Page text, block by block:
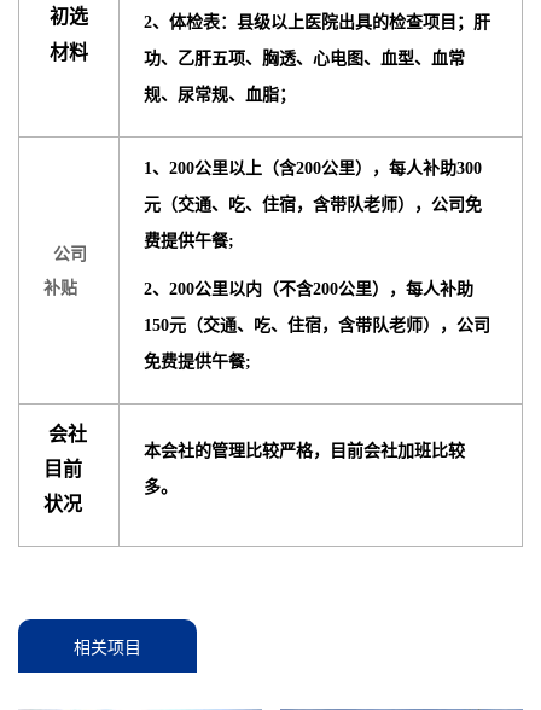
初选
材料
2、体检表：县级以上医院出具的检查项目；肝
功、乙肝五项、胸透、心电图、血型、血常
规、尿常规、血脂；
公司
补贴
1、200公里以上（含200公里），每人补助300
元（交通、吃、住宿，含带队老师），公司免
费提供午餐;
2、200公里以内（不含200公里），每人补助
150元（交通、吃、住宿，含带队老师），公司
免费提供午餐;
会社
目前
状况
本会社的管理比较严格，目前会社加班比较
多。
相关项目